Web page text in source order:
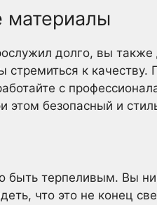
материалы
долго, вы
к
с
этом безопасный и
терпеливым. Вы
что это не конец